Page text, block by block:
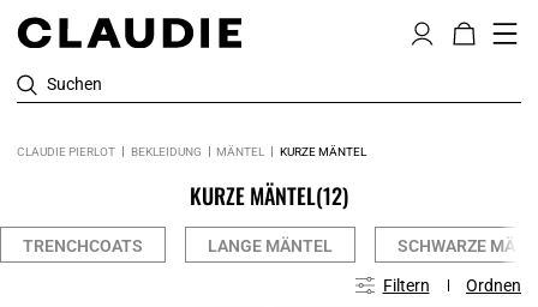
Suchen
CLAUDIE PIERLOT BEKLEIDUNG MÄNTEL KURZE MÄNTEL
KURZE MÄNTEL(12)
TRENCHCOATS LANGE MÄNTEL SCHWARZE
Filtern Ordnen